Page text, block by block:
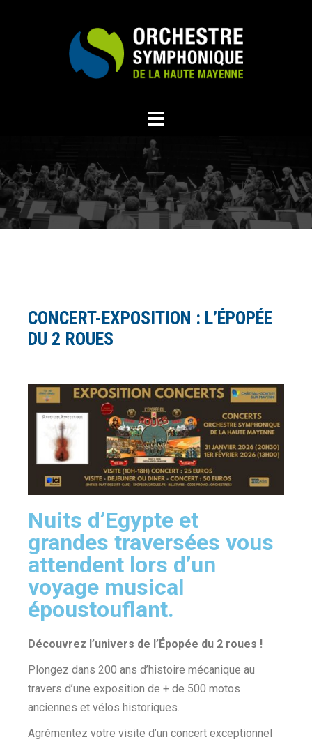
CONCERT-EXPOSITION : L’ÉPOPÉE
DU 2 ROUES
Nuits d’Egypte et
grandes traversées vous
attendent lors d’un
voyage musical
époustouflant.
Découvrez l’univers de l’Épopée du 2 roues !
Plongez dans 200 ans d’histoire mécanique au
travers d’une exposition de + de 500 motos
anciennes et vélos historiques.
Agrémentez votre visite d’un concert exceptionnel